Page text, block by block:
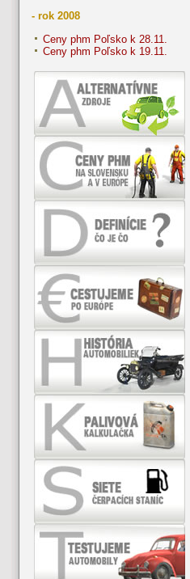
- rok 2008
Ceny phm Poľsko k 28.11.
Ceny phm Poľsko k 19.11.